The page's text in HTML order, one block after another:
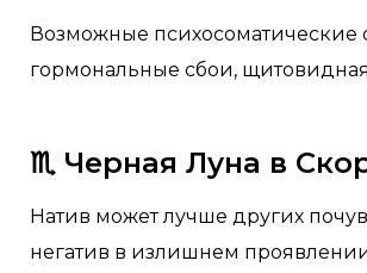
Возможные психосоматические
гормональные сбои,
♏️ Черная Луна в
Натив может лучше других
негатив в излишнем